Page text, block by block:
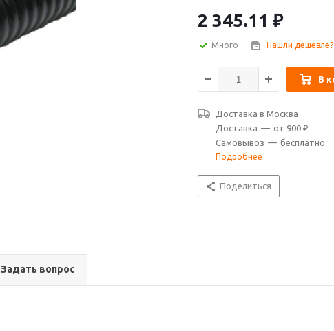
2 345.11 ₽
Много Нашли дешевле?
В
Доставка в Москва
Доставка — от 900 ₽
Самовывоз — бесплатно
Подробнее
Поделиться
Задать вопрос